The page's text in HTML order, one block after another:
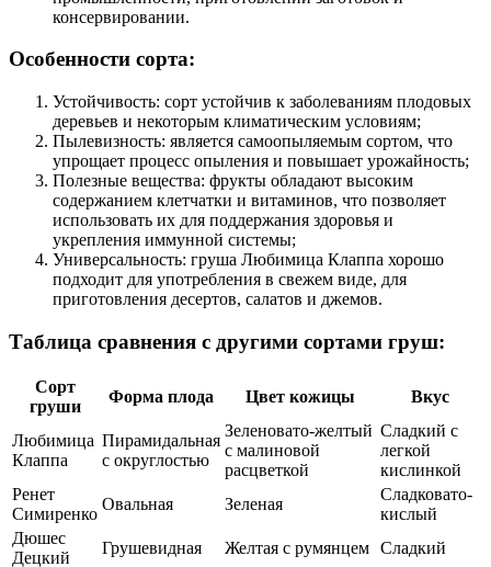
консервировании.
Особенности сорта:
Устойчивость: сорт устойчив к заболеваниям плодовых
деревьев и некоторым климатическим условиям;
Пылевизность: является самоопыляемым сортом, что
упрощает процесс опыления и повышает урожайность;
Полезные вещества: фрукты обладают высоким
содержанием клетчатки и витаминов, что позволяет
использовать их для поддержания здоровья и
укрепления иммунной системы;
Универсальность: груша Любимица Клаппа хорошо
подходит для употребления в свежем виде, для
приготовления десертов, салатов и джемов.
Таблица сравнения с другими сортами груш:
Сорт
груши
Форма плода Цвет кожицы Вкус
Любимица
Клаппа
Пирамидальная
с округлостью
Зеленовато-желтый
с малиновой
расцветкой
Сладкий с
легкой
кислинкой
Ренет
Симиренко
Овальная Зеленая
Сладковато-
кислый
Дюшес
Децкий
Грушевидная Желтая с румянцем Сладкий